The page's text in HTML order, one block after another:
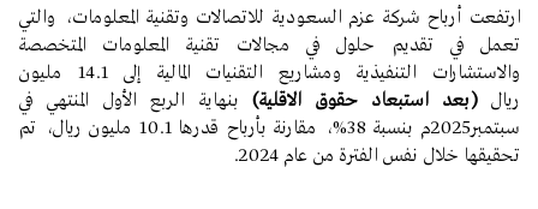
ارتفعت أرباح شركة عزم السعودية للاتصالات وتقنية المعلومات، والتي
تعمل في تقديم حلول في مجالات تقنية المعلومات المتخصصة
والاستشارات التنفيذية ومشاريع التقنيات المالية إلى 14.1 مليون
ريال(بعد استبعاد حقوق الاقلية)بنهاية الربع الأول المنتهي في
سبتمبر2025م بنسبة 38%، مقارنة بأرباح قدرها 10.1 مليون ريال، تم
تحقيقها خلال نفس الفترة من عام 2024.